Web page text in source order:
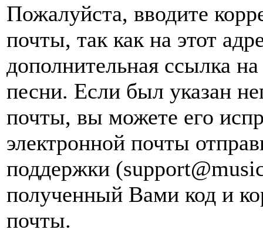
Пожалуйста, вводите
почты, так как на этот
дополнительная ссылка
песни. Если был указан
почты, вы можете его
электронной почты
поддержки
полученный Вами код и
почты.